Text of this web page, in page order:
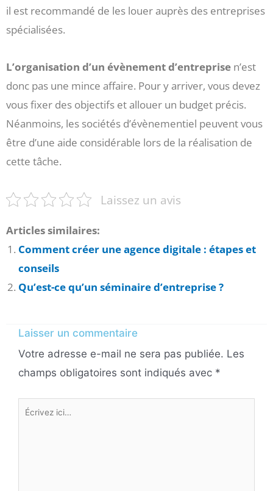
il est recommandé de les louer auprès des entreprises
spécialisées.
L’organisation d’un évènementd’entreprise n’est
donc pas une mince affaire. Pour y arriver, vous devez
vous fixer des objectifs et allouer un budget précis.
Néanmoins, les sociétés d’évènementiel peuvent vous
être d’une aide considérable lors de la réalisation de
cette tâche.
Laissez un avis
Articles similaires:
Comment créer une agence digitale : étapes et
conseils
Qu’est-ce qu’un séminaire d’entreprise ?
Laisser un commentaire
Votre adresse e-mail ne sera pas publiée. Les
champs obligatoires sont indiqués avec *
Écrivez